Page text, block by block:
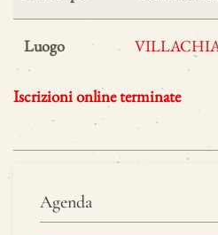
Luogo
Iscrizioni online terminate
Agenda